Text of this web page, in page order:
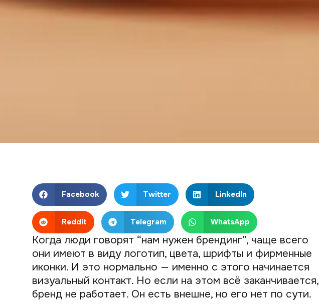
Facebook Twitter LinkedIn
Reddit Telegram WhatsApp
Когда люди говорят “нам нужен брендинг”, чаще всего
они имеют в виду логотип, цвета, шрифты и фирменные
иконки. И это нормально — именно с этого начинается
визуальный контакт. Но если на этом всё заканчивается,
бренд не работает. Он есть внешне, но его нет по сути.